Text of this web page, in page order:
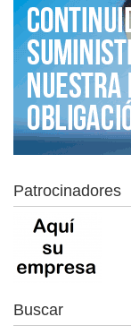
Patrocinadores
Buscar